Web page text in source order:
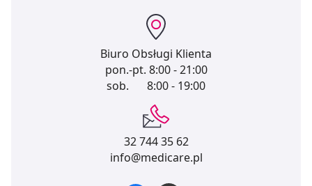
Biuro Obsługi Klienta
pon.-pt. 8:00 - 21:00
sob.
8:00 - 19:00
32 744 35 62
info@medicare.pl